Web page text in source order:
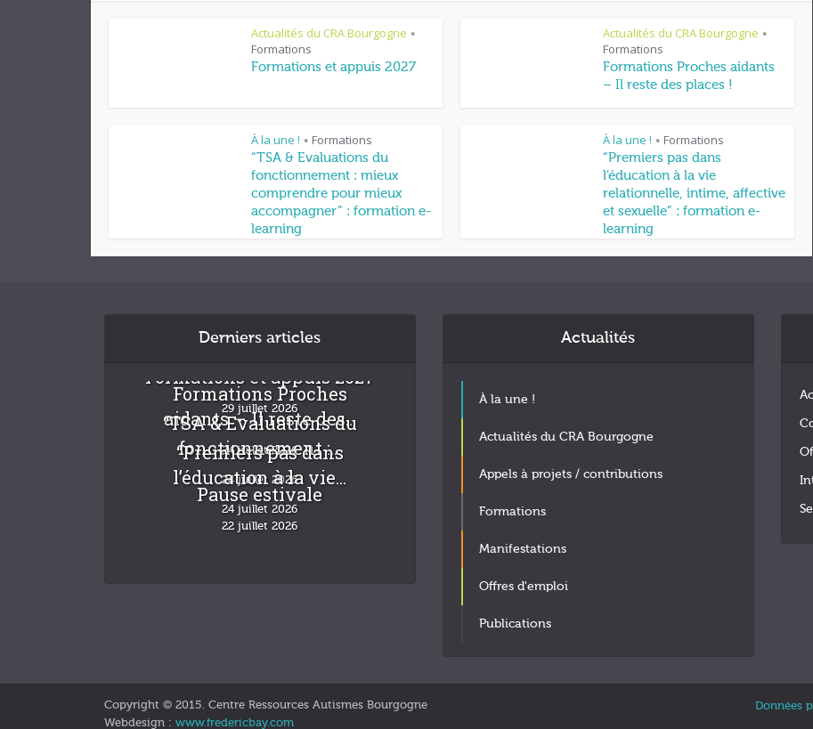
Actualités du CRA Bourgogne •
Formations
Formations et appuis 2027
Actualités du CRA Bourgogne •
Formations
Formations Proches aidants
– Il reste des places !
À la une ! • Formations
“TSA & Evaluations du
fonctionnement : mieux
comprendre pour mieux
accompagner” : formation e-
learning
À la une ! • Formations
“Premiers pas dans
l’éducation à la vie
relationnelle, intime, affective
et sexuelle” : formation e-
learning
Derniers articles
Formations et appuis 2027
29 juillet 2026
Formations Proches
aidants – Il reste des...
24 juillet 2026
“TSA & Evaluations du
fonctionnement :...
24 juillet 2026
“Premiers pas dans
l’éducation à la vie...
24 juillet 2026
Pause estivale
22 juillet 2026
Actualités
À la une !
Actualités du CRA Bourgogne
Appels à projets / contributions
Formations
Manifestations
Offres d'emploi
Publications
Copyright © 2015. Centre Ressources Autismes Bourgogne
Webdesign : www.fredericbay.com
Données